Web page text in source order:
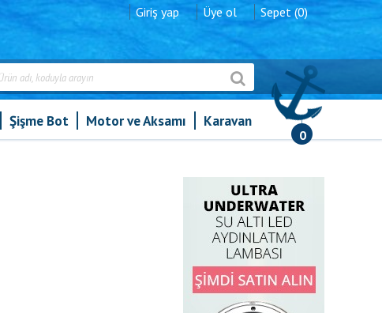
Giriş yap Üye ol Sepet (0)
0
Şişme Bot Motor ve Aksamı Karavan